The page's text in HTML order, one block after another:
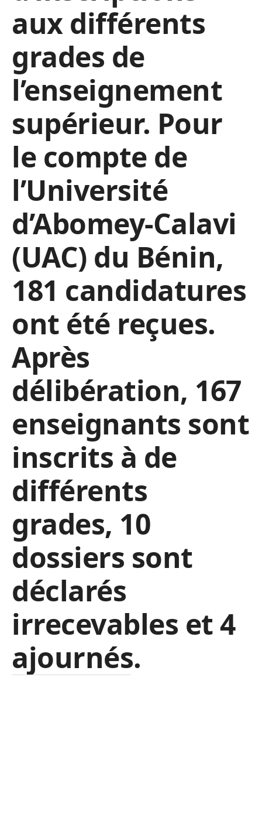
aux différents
grades de
l’enseignement
supérieur. Pour
le compte de
l’Université
d’Abomey-Calavi
(UAC) du Bénin,
181 candidatures
ont été reçues.
Après
délibération, 167
enseignants sont
inscrits à de
différents
grades, 10
dossiers sont
déclarés
irrecevables et 4
ajournés.